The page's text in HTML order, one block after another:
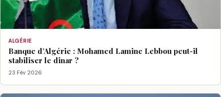
ALGÉRIE
Banque d’Algérie : Mohamed Lamine Lebbou peut-il
stabiliser le dinar ?
23 Fév 2026